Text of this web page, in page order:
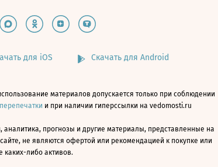
для iOS Скачать для Android
материалов допускается только при соблюдении
и при наличии гиперссылки на vedomosti.ru
аналитика, прогнозы и другие материалы, представленные на
не являются офертой или рекомендацией к покупке или
каких-либо активов.